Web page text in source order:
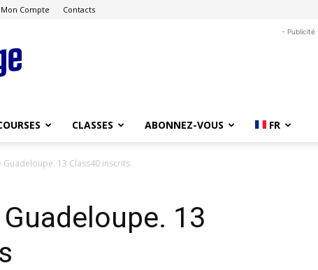
Mon Compte Contacts
- Publicité
CLASSES ABONNEZ-VOUS FR
13 Class40 inscrits
13